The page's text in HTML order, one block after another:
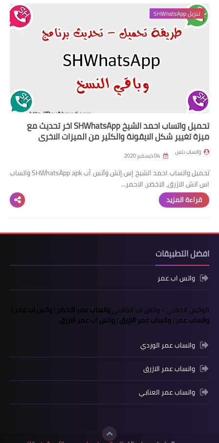
واتساب عمر الاخظر
تنزيل SHWhatsApp
تحميل واتساب احمد الشيخ SHWhatsApp اخر تحديث مع
ميزة تغيير شكل الايقونة والكثير من الميزات الاخرى
واتساب بلس
تحميل واتساب احمد الشيخ إس إتش وآتس أب SHWhatsApp apk واتساب
اس اتش الازرق، الاخضر، الاحمر…
قراءة المزيد
افضل التطبيقات
واتس اب عمر
الواتس الذهبي-واتس اب الذهبيواتساب عمر الاخضر |واتس اب عمر
واتساب عمر|واتساب عمر الازرق|واتس اب عمر الازرق
واتساب عمر الوردي
واتساب عمر الازرق
واتساب عمر العنابي